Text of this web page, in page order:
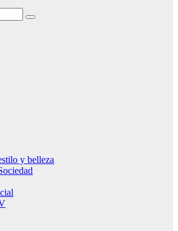
y belleza